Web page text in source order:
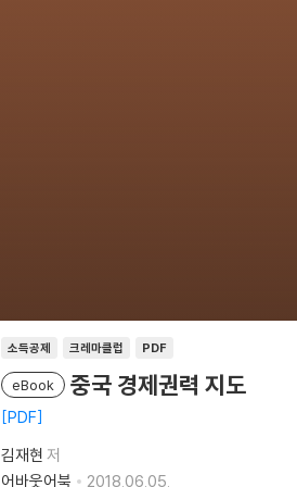
소득공제 크레마클럽 PDF
eBook 중국 경제권력 지도
PDF
김재현 저
어바웃어북
2018.06.05.